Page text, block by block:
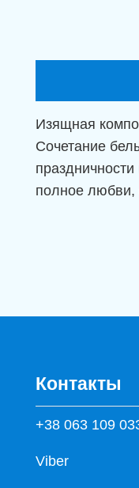
Изящная
Сочетание
полное любви,
Контакты
+38 063 109
Viber